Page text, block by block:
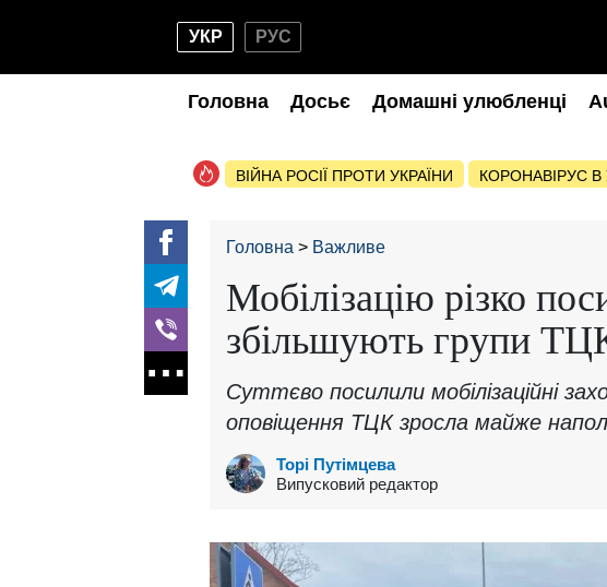
УКР РУС
Головна Досьє Домашні улюбленці
ВІЙНА РОСІЇ ПРОТИ УКРАЇНИ КОРОНАВІРУС В
Головна Важливе
Мобілізацію різко
збільшують групи
Суттєво посилили мобілізаційні
оповіщення ТЦК зросла майже
Торі Путімцева
Випусковий редактор